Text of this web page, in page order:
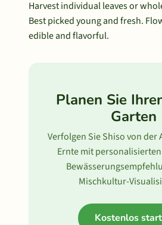
Harvest individual leaves or
Best picked young and fresh.
edible and flavorful.
Planen Sie
Garten
Verfolgen Sie Shiso von der
Ernte mit
Mischkultur-
Kostenlos